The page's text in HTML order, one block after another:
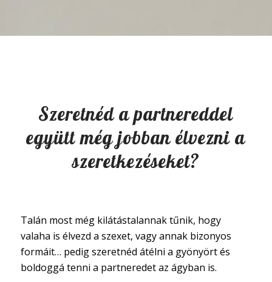
Szeretnéd a partnereddel
együtt még jobban élvezni a
szeretkezéseket?
Talán most még kilátástalannak tűnik, hogy
valaha is élvezd a szexet, vagy annak bizonyos
formáit… pedig szeretnéd átélni a gyönyört és
boldoggá tenni a partneredet az ágyban is.